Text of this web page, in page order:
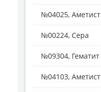
№04025, Аметист
№00224, Сера
№09304, Гематит
№04103, Аметист